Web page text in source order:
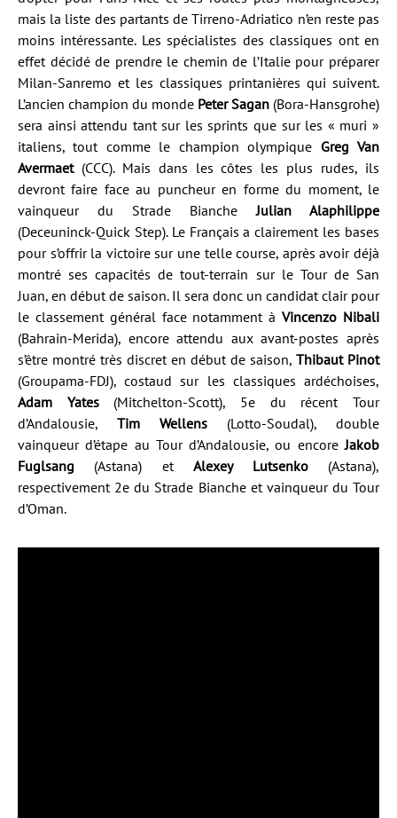
mais la liste des partants de Tirreno-Adriatico n’en reste pas
moins intéressante. Les spécialistes des classiques ont en
effet décidé de prendre le chemin de l’Italie pour préparer
Milan-Sanremo et les classiques printanières qui suivent.
L’ancien champion du monde Peter Sagan (Bora-Hansgrohe)
sera ainsi attendu tant sur les sprints que sur les « muri »
italiens, tout comme le champion olympique Greg Van
Avermaet(CCC). Mais dans les côtes les plus rudes, ils
devront faire face au puncheur en forme du moment, le
vainqueur du Strade BiancheJulian Alaphilippe
(Deceuninck-Quick Step). Le Français a clairement les bases
pour s’offrir la victoire sur une telle course, après avoir déjà
montré ses capacités de tout-terrain sur le Tour de San
Juan, en début de saison. Il sera donc un candidat clair pour
le classement général face notamment àVincenzo Nibali
(Bahrain-Merida), encore attendu aux avant-postes après
s’être montré très discret en début de saison, Thibaut Pinot
(Groupama-FDJ), costaud sur les classiques ardéchoises,
Adam Yates(Mitchelton-Scott), 5e du récent Tour
d’Andalousie, Tim Wellens (Lotto-Soudal), double
vainqueur d’étape au Tour d’Andalousie, ou encoreJakob
Fuglsang (Astana) etAlexey Lutsenko(Astana),
respectivement 2e du Strade Bianche et vainqueur du Tour
d’Oman.